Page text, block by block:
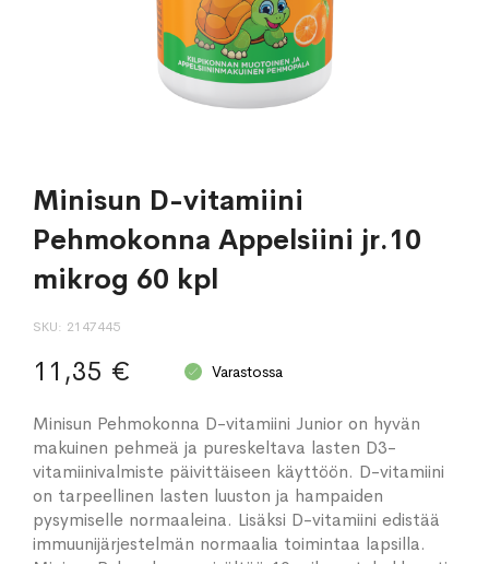
Minisun D-vitamiini
Pehmokonna Appelsiini jr.10
mikrog 60 kpl
SKU 2147445
11,35 € Varastossa
Minisun Pehmokonna D-vitamiini Junior on hyvän
makuinen pehmeä ja pureskeltava lasten D3-
vitamiinivalmiste päivittäiseen käyttöön. D-vitamiini
on tarpeellinen lasten luuston ja hampaiden
pysymiselle normaaleina. Lisäksi D-vitamiini edistää
immuunijärjestelmän normaalia toimintaa lapsilla.